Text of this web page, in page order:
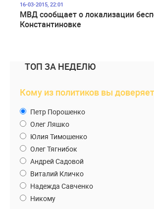
16-03-2015, 22:01
МВД сообщает о локализации
Константиновке
ТОП ЗА НЕДЕЛЮ
Кому из политиков вы
Петр Порошенко
Олег Ляшко
Юлия Тимошенко
Олег Тягнибок
Андрей Садовой
Виталий Кличко
Надежда Савченко
Никому